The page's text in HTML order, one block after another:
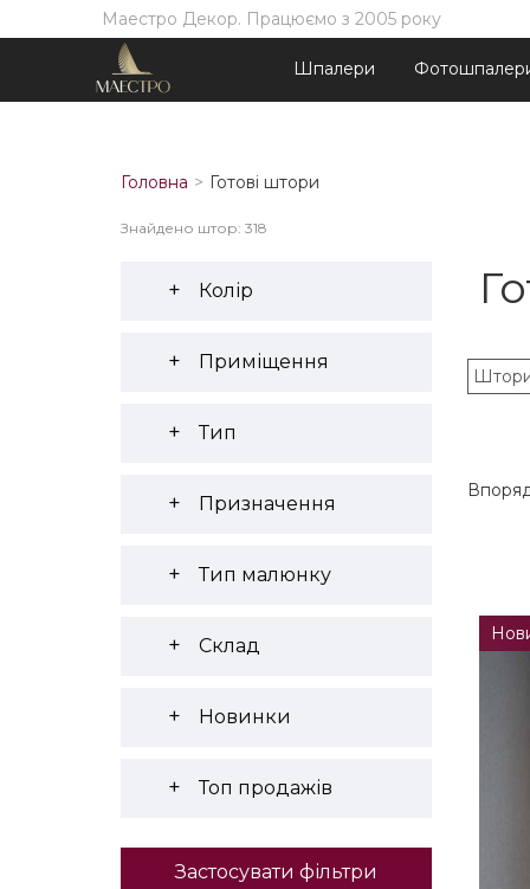
Маестро Декор. Працюємо з 2005 року
Шпалери
Головна Готові штори
Знайдено штор: 318
Колір
Приміщення
Тип
Призначення
Тип малюнку
Склад
Новинки
Топ продажів
Застосувати фільтри